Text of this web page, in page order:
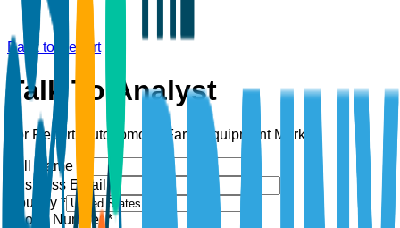
Back to Report
Talk To Analyst
For Report: Autonomous Farm Equipment Market
Full Name *
Business Email *
Country *
Phone Number *